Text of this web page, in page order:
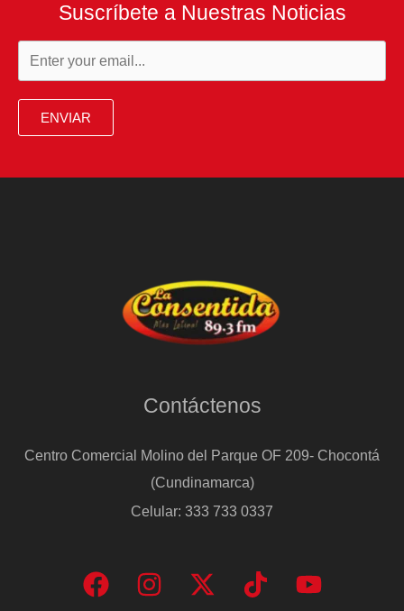
Suscríbete a Nuestras Noticias
ENVIAR
Contáctenos
Centro Comercial Molino del Parque OF 209- Chocontá
(Cundinamarca)
Celular: 333 733 0337